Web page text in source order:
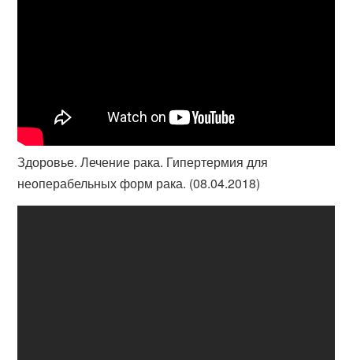
Здоровье. Лечение рака. Гипертермия для
неоперабельных форм рака. (08.04.2018)